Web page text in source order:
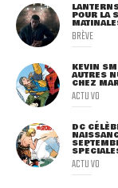
POUR LA
BRÈVE
KEVIN
AUTRES
CHEZ
ACTU VO
DC
ACTU VO